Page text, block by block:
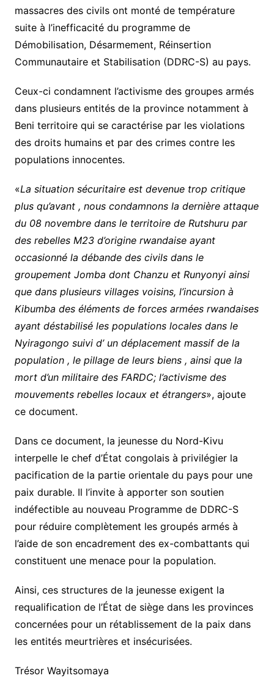
massacres des civils ont monté de température
suite à l’inefficacité du programme de
Démobilisation, Désarmement, Réinsertion
Communautaire et Stabilisation (DDRC-S) au pays.
Ceux-ci condamnent l’activisme des groupes armés
dans plusieurs entités de la province notamment à
Beni territoire qui se caractérise par les violations
des droits humains et par des crimes contre les
populations innocentes.
«La situation sécuritaire est devenue trop critique
plus qu’avant , nous condamnons la dernière attaque
du 08 novembre dans le territoire de Rutshuru par
des rebelles M23 d’origine rwandaise ayant
occasionné la débande des civils dans le
groupement Jomba dont Chanzu et Runyonyi ainsi
que dans plusieurs villages voisins, l’incursion à
Kibumba des éléments de forces armées rwandaises
ayant déstabilisé les populations locales dans le
Nyiragongo suivi d’ un déplacement massif de la
population , le pillage de leurs biens , ainsi que la
mort d’un militaire des FARDC; l’activisme des
mouvements rebelles locaux et étrangers», ajoute
ce document.
Dans ce document, la jeunesse du Nord-Kivu
interpelle le chef d’État congolais à privilégier la
pacification de la partie orientale du pays pour une
paix durable. Il l’invite à apporter son soutien
indéfectible au nouveau Programme de DDRC-S
pour réduire complètement les groupés armés à
l’aide de son encadrement des ex-combattants qui
constituent une menace pour la population.
Ainsi, ces structures de la jeunesse exigent la
requalification de l’État de siège dans les provinces
concernées pour un rétablissement de la paix dans
les entités meurtrières et insécurisées.
Trésor Wayitsomaya